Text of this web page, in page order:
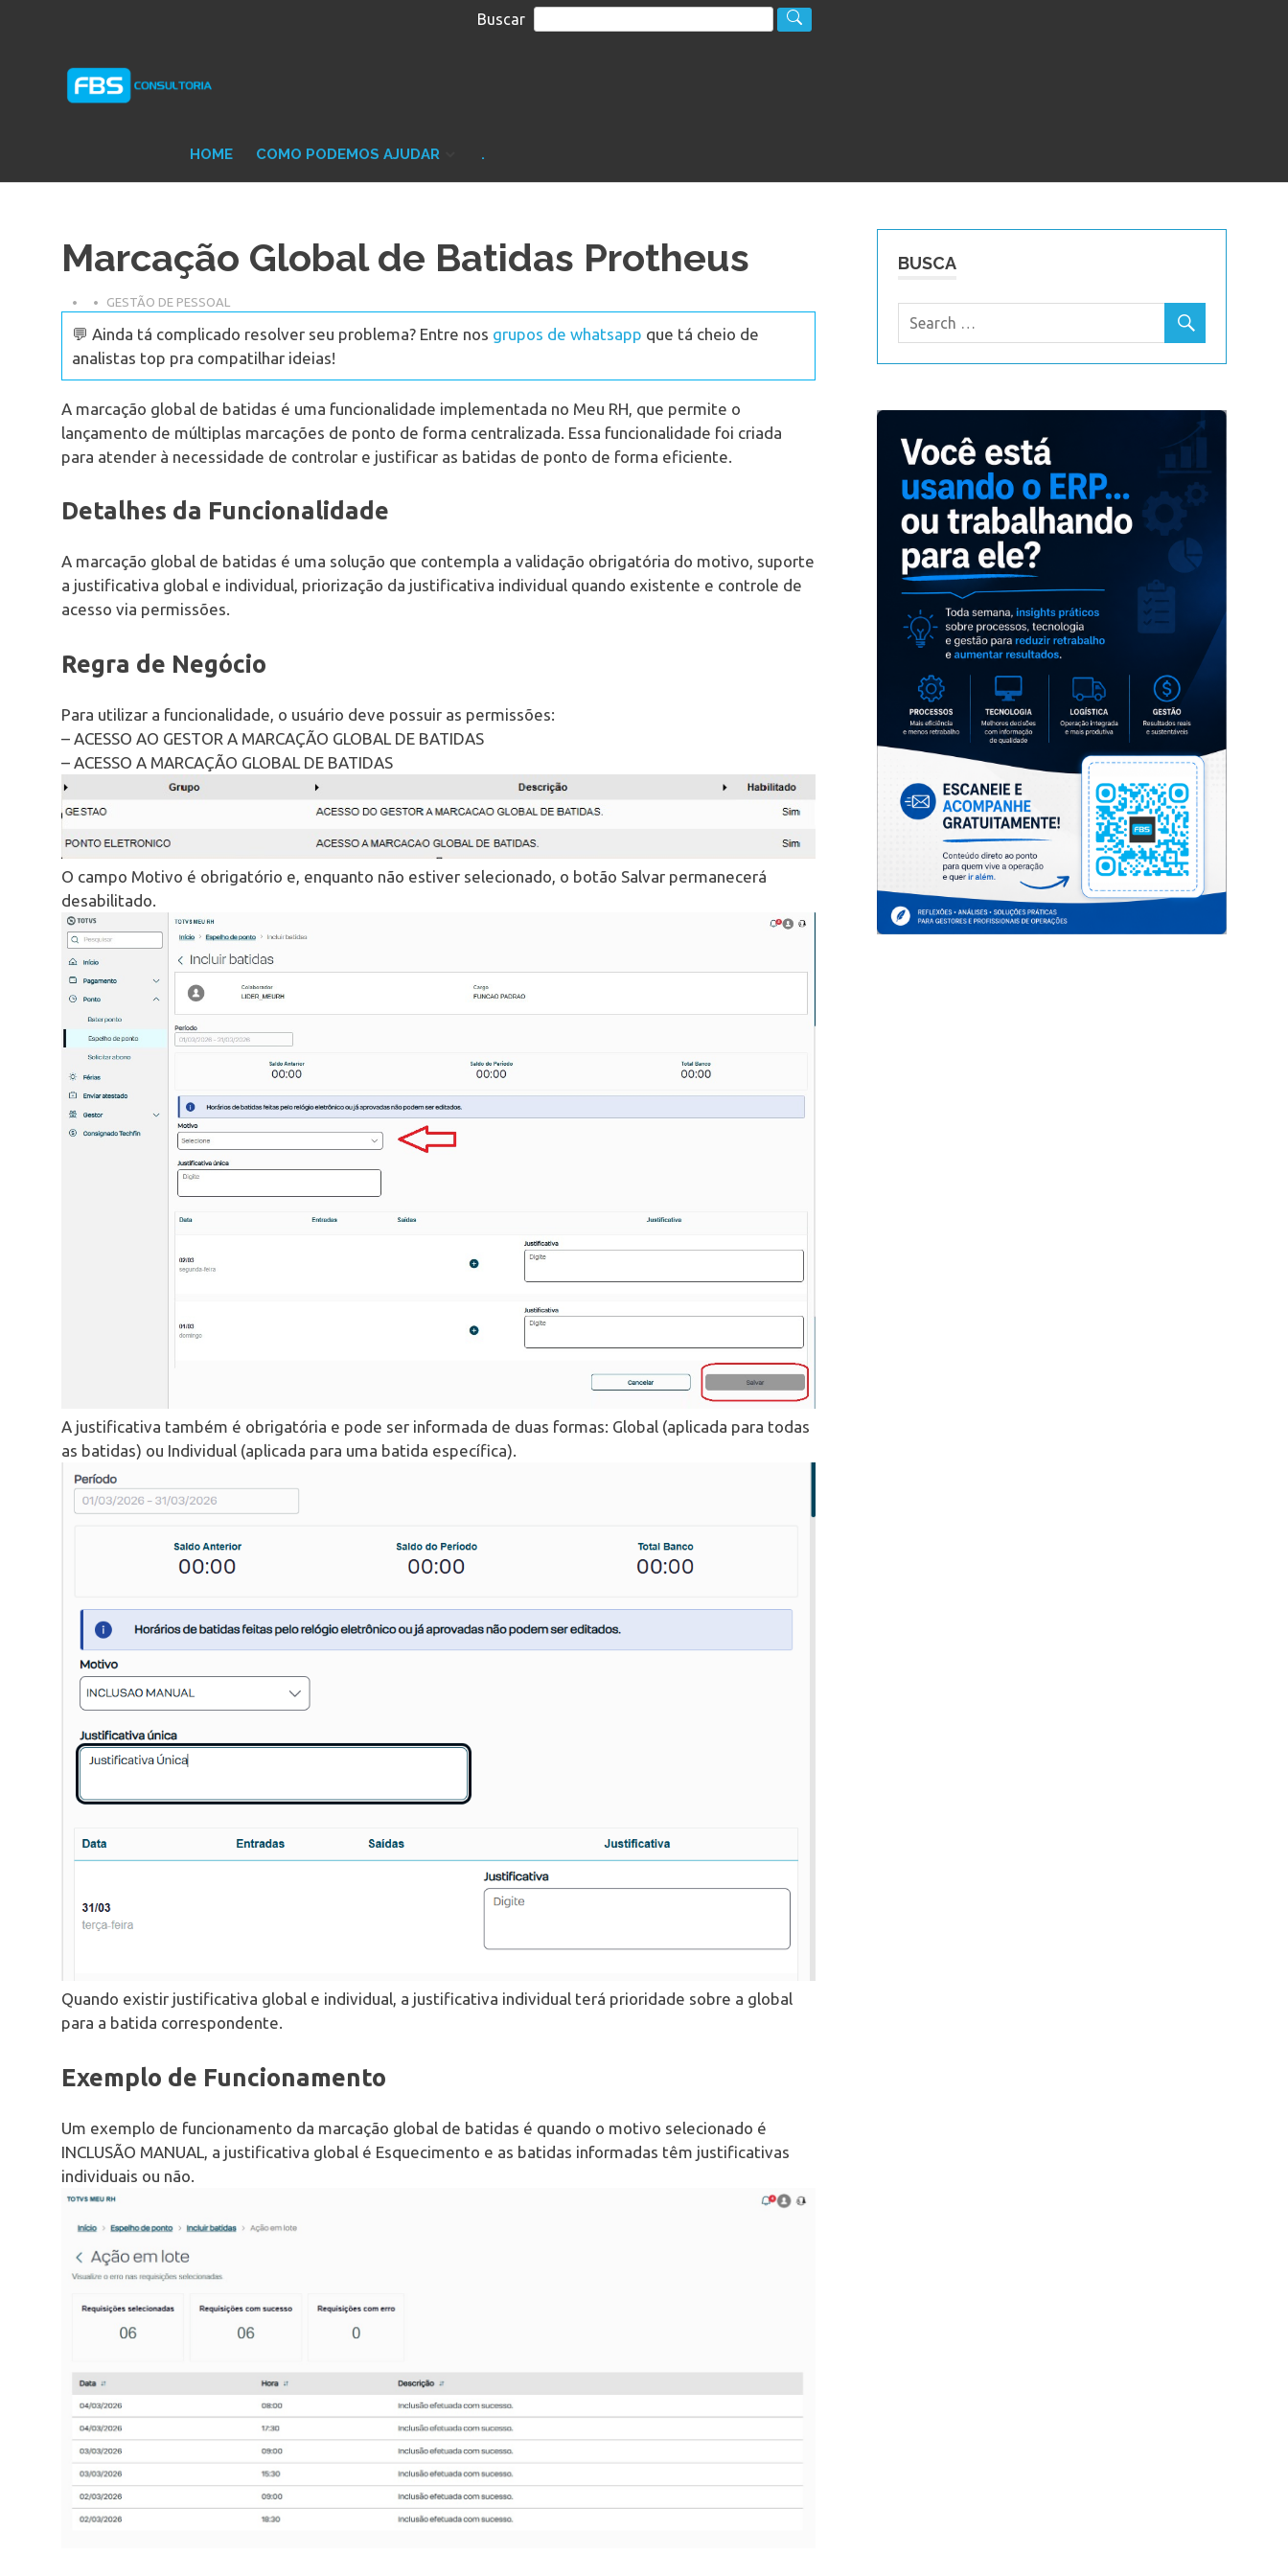
Buscar
Protheus
TOTVS
HOME COMO PODEMOS AJUDAR .
Marcação Global de Batidas Protheus
GESTÃO DE PESSOAL
💬 Ainda tá complicado resolver seu problema? Entre nos grupos de whatsapp que tá cheio de
analistas top pra compatilhar ideias!
A marcação global de batidas é uma funcionalidade implementada no Meu RH, que permite o
lançamento de múltiplas marcações de ponto de forma centralizada. Essa funcionalidade foi criada
para atender à necessidade de controlar e justificar as batidas de ponto de forma eficiente.
Detalhes da Funcionalidade
A marcação global de batidas é uma solução que contempla a validação obrigatória do motivo, suporte
a justificativa global e individual, priorização da justificativa individual quando existente e controle de
acesso via permissões.
Regra de Negócio
Para utilizar a funcionalidade, o usuário deve possuir as permissões:
– ACESSO AO GESTOR A MARCAÇÃO GLOBAL DE BATIDAS
– ACESSO A MARCAÇÃO GLOBAL DE BATIDAS
O campo Motivo é obrigatório e, enquanto não estiver selecionado, o botão Salvar permanecerá
desabilitado.
A justificativa também é obrigatória e pode ser informada de duas formas: Global (aplicada para todas
as batidas) ou Individual (aplicada para uma batida específica).
Quando existir justificativa global e individual, a justificativa individual terá prioridade sobre a global
para a batida correspondente.
Exemplo de Funcionamento
Um exemplo de funcionamento da marcação global de batidas é quando o motivo selecionado é
INCLUSÃO MANUAL, a justificativa global é Esquecimento e as batidas informadas têm justificativas
individuais ou não.
BUSCA